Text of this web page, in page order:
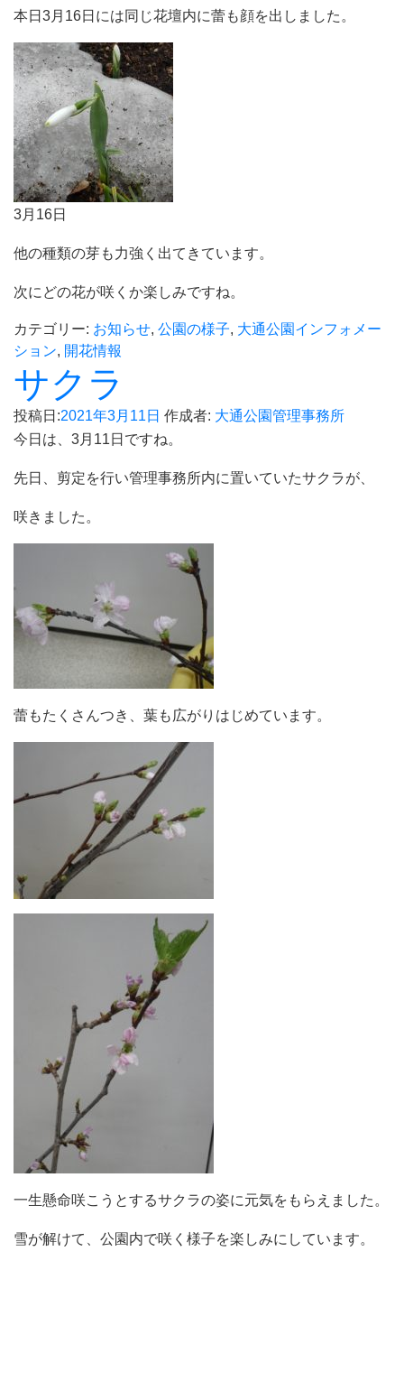
本日3月16日には同じ花壇内に蕾も顔を出しました。
3月16日
他の種類の芽も力強く出てきています。
次にどの花が咲くか楽しみですね。
カテゴリー: お知らせ, 公園の様子, 大通公園インフォメー
ション, 開花情報
サクラ
投稿日:2021年3月11日 作成者: 大通公園管理事務所
今日は、3月11日ですね。
先日、剪定を行い管理事務所内に置いていたサクラが、
咲きました。
蕾もたくさんつき、葉も広がりはじめています。
一生懸命咲こうとするサクラの姿に元気をもらえました。
雪が解けて、公園内で咲く様子を楽しみにしています。